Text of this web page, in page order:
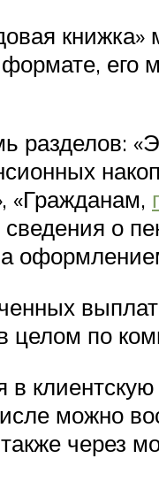
его
разделов:
о
по
в
можно
через